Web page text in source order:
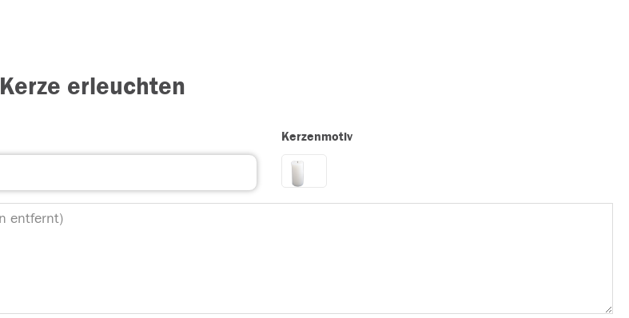
Kerze erleuchten
Kerzenmotiv